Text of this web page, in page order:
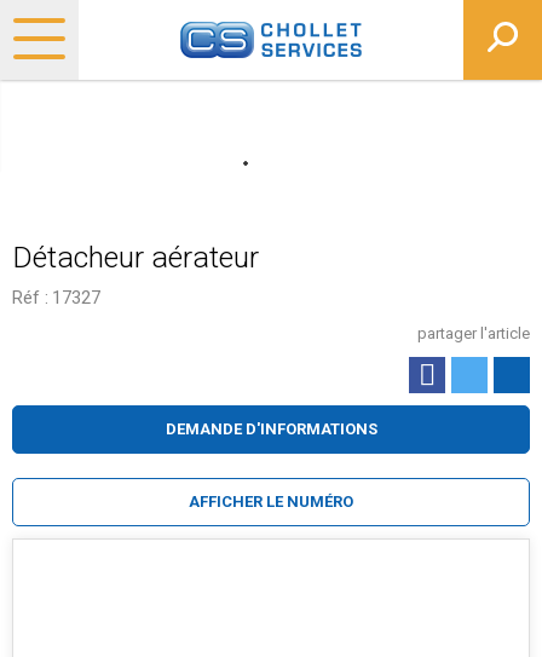
Détacheur aérateur
Réf : 17327
partager l'article
DEMANDE D'INFORMATIONS
AFFICHER LE NUMÉRO